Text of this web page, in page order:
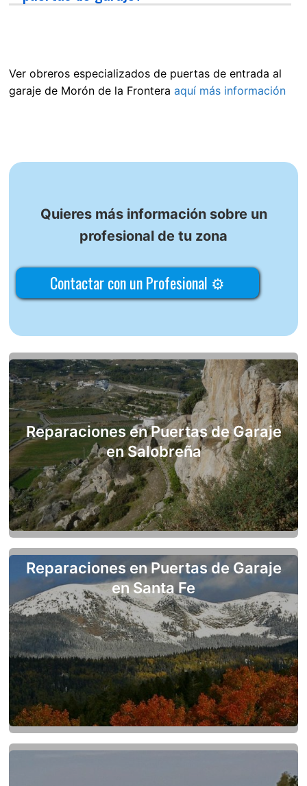
Ver obreros especializados de puertas de entrada al
garaje de Morón de la Frontera aquí más información
Quieres más información sobre un
profesional de tu zona
Contactar con un Profesional ⚙
Reparaciones en Puertas de Garaje
en Salobreña
Reparaciones en Puertas de Garaje
en Santa Fe